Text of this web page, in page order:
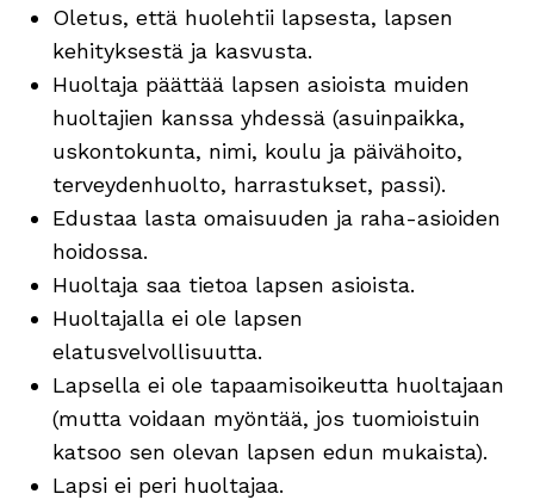
Oletus, että huolehtii lapsesta, lapsen
kehityksestä ja kasvusta.
Huoltaja päättää lapsen asioista muiden
huoltajien kanssa yhdessä (asuinpaikka,
uskontokunta, nimi, koulu ja päivähoito,
terveydenhuolto, harrastukset, passi).
Edustaa lasta omaisuuden ja raha-asioiden
hoidossa.
Huoltaja saa tietoa lapsen asioista.
Huoltajalla ei ole lapsen
elatusvelvollisuutta.
Lapsella ei ole tapaamisoikeutta huoltajaan
(mutta voidaan myöntää, jos tuomioistuin
katsoo sen olevan lapsen edun mukaista).
Lapsi ei peri huoltajaa.